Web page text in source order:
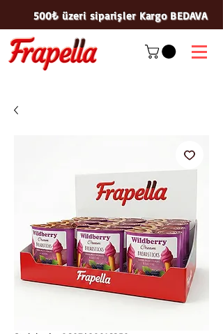
500₺ üzeri siparişler Kargo BEDAVA